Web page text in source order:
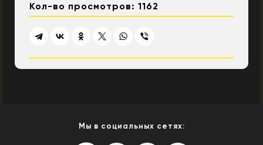
Кол-во просмотров: 1162
Мы в социальных сетях: